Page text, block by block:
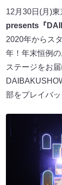
12月30日(月)東
presents『
2020年からス
年！年末恒例
ステージをお
部をプレイバッ